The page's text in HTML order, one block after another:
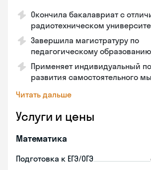
Окончила бакалавриат с
радиотехническом
Завершила магистратуру по
педагогическому образованию
Применяет индивидуальный
развития самостоятельного
Читать дальше
Услуги и цены
Математика
Подготовка к ЕГЭ/ОГЭ